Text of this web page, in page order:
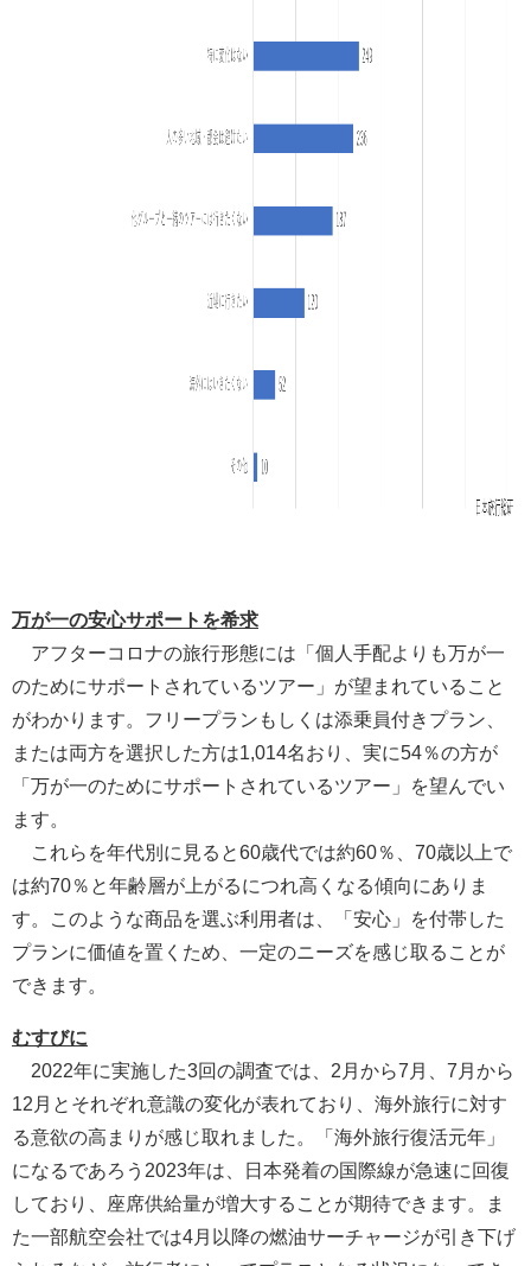
万が一の安心サポートを希求
アフターコロナの旅行形態には「個人手配よりも万が一
のためにサポートされているツアー」が望まれていること
がわかります。フリープランもしくは添乗員付きプラン、
または両方を選択した方は1,014名おり、実に54％の方が
「万が一のためにサポートされているツアー」を望んでい
ます。
これらを年代別に見ると60歳代では約60％、70歳以上で
は約70％と年齢層が上がるにつれ高くなる傾向にありま
す。このような商品を選ぶ利用者は、「安心」を付帯した
プランに価値を置くため、一定のニーズを感じ取ることが
できます。
むすびに
2022年に実施した3回の調査では、2月から7月、7月から
12月とそれぞれ意識の変化が表れており、海外旅行に対す
る意欲の高まりが感じ取れました。「海外旅行復活元年」
になるであろう2023年は、日本発着の国際線が急速に回復
しており、座席供給量が増大することが期待できます。ま
た一部航空会社では4月以降の燃油サーチャージが引き下げ